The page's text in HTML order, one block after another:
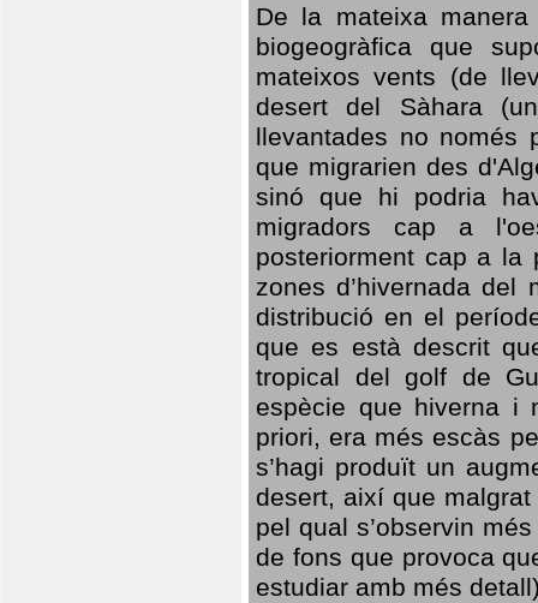
De la mateixa
biogeogràfica que
mateixos vents (de
desert del Sàhara
llevantades no només
que migrarien des
sinó que hi podria
migradors cap a
posteriorment cap a la
zones d’hivernada
distribució en el
que es està descrit
tropical del golf de
espècie que hiverna i
priori, era més escàs
s’hagi produït un
desert, així que
pel qual s’observin
de fons que provoca
estudiar amb més